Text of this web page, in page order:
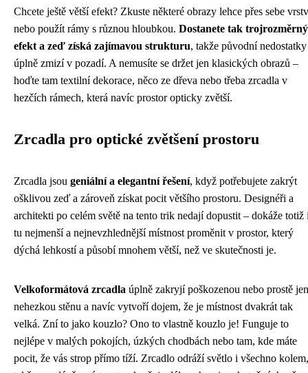
Chcete ještě větší efekt? Zkuste některé obrazy lehce přes sebe
nebo použít rámy s různou hloubkou. Dostanete tak trojrozměrný
efekt a zeď získá zajímavou strukturu, takže původní nedostatky
úplně zmizí v pozadí. A nemusíte se držet jen klasických obrazů –
hoďte tam textilní dekorace, něco ze dřeva nebo třeba zrcadla v
hezčích rámech, která navíc prostor opticky zvětší.
Zrcadla pro optické zvětšení prostoru
Zrcadla jsou geniální a elegantní řešení, když potřebujete zakrýt
ošklivou zeď a zároveň získat pocit většího prostoru. Designéři a
architekti po celém světě na tento trik nedají dopustit – dokáže totiž
tu nejmenší a nejnevzhlednější místnost proměnit v prostor, který
dýchá lehkostí a působí mnohem větší, než ve skutečnosti je.
Velkoformátová zrcadla úplně zakryjí poškozenou nebo prostě jen
nehezkou stěnu a navíc vytvoří dojem, že je místnost dvakrát tak
velká. Zní to jako kouzlo? Ono to vlastně kouzlo je! Funguje to
nejlépe v malých pokojích, úzkých chodbách nebo tam, kde máte
pocit, že vás strop přímo tíží. Zrcadlo odráží světlo i všechno kolem,